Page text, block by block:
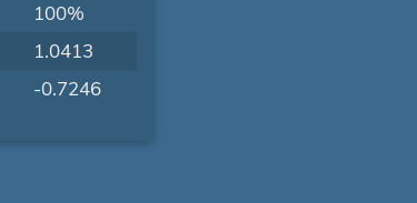
100%
1.0413
-0.7246